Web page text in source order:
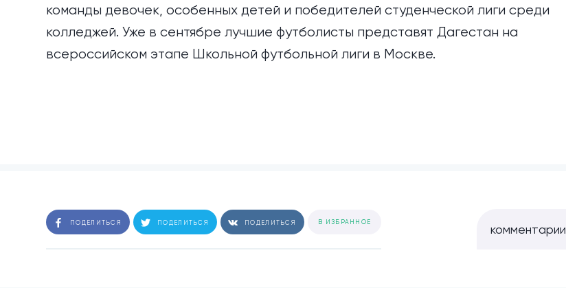
команды девочек, особенных детей и победителей студенческой лиги среди
колледжей. Уже в сентябре лучшие футболисты представят Дагестан на
всероссийском этапе Школьной футбольной лиги в Москве.
ПОДЕЛИТЬСЯ ПОДЕЛИТЬСЯ ПОДЕЛИТЬСЯ В ИЗБРАННОЕ
комментарии